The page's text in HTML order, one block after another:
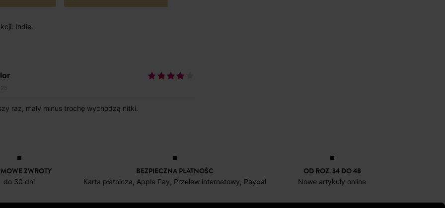
Indie.
raz, mały minus trochę wychodzą nitki.
ZWROTY
do 30 dni
BEZPIECZNA PŁATNOŚC
Karta płatnicza, Apple Pay, Przelew internetowy, Paypal
OD ROZ. 34 DO 48
Nowe artykuły online